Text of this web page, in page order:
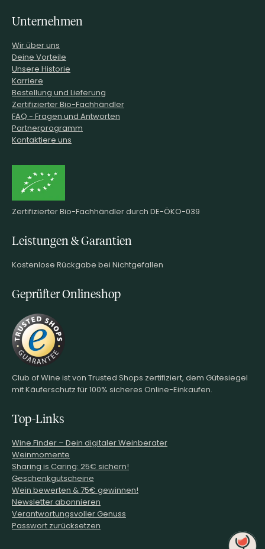
Unternehmen
Wir über uns
Deine Vorteile
Unsere Historie
Karriere
Bestellung und Lieferung
Zertifizierter Bio-Fachhändler
FAQ - Fragen und Antworten
Partnerprogramm
Kontaktiere uns
Zertifizierter Bio-Fachhändler durch DE-ÖKO-039
Leistungen & Garantien
Kostenlose Rückgabe bei Nichtgefallen
Geprüfter Onlineshop
Club of Wine ist von Trusted Shops zertifiziert, dem Gütesiegel
mit Käuferschutz für 100% sicheres Online-Einkaufen.
Top-Links
Wine.Finder – Dein digitaler Weinberater
Weinmomente
Sharing is Caring: 25€ sichern!
Geschenkgutscheine
Wein bewerten & 75€ gewinnen!
Newsletter abonnieren
Verantwortungsvoller Genuss
Passwort zurücksetzen